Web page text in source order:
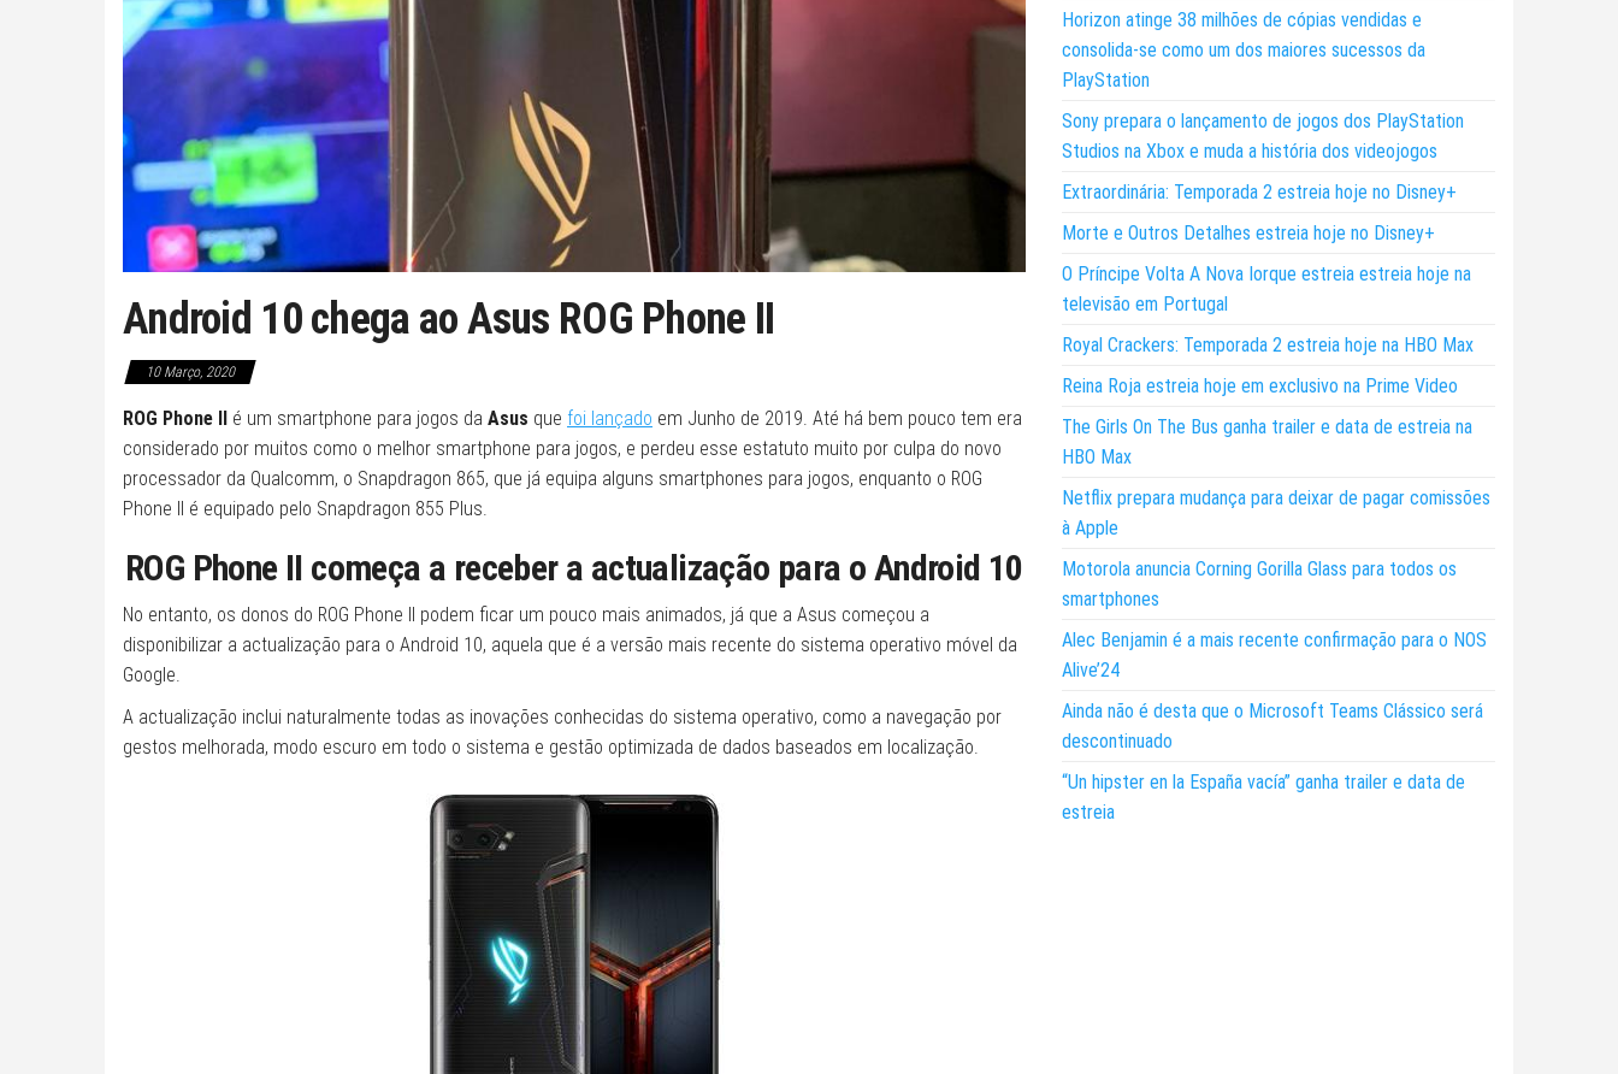
Android 10 chega ao Asus ROG Phone II
10 Março, 2020
ROG Phone II é um smartphone para jogos da Asus que foi lançado em Junho de 2019. Até há bem pouco tem era
considerado por muitos como o melhor smartphone para jogos, e perdeu esse estatuto muito por culpa do novo
processador da Qualcomm, o Snapdragon 865, que já equipa alguns smartphones para jogos, enquanto o ROG
Phone II é equipado pelo Snapdragon 855 Plus.
ROG Phone II começa a receber a actualização para o Android 10
No entanto, os donos do ROG Phone II podem ficar um pouco mais animados, já que a Asus começou a
disponibilizar a actualização para o Android 10, aquela que é a versão mais recente do sistema operativo móvel da
Google.
A actualização inclui naturalmente todas as inovações conhecidas do sistema operativo, como a navegação por
gestos melhorada, modo escuro em todo o sistema e gestão optimizada de dados baseados em localização.
Horizon atinge 38 milhões de cópias vendidas e
consolida-se como um dos maiores sucessos da
PlayStation
Sony prepara o lançamento de jogos dos PlayStation
Studios na Xbox e muda a história dos videojogos
Extraordinária: Temporada 2 estreia hoje no Disney+
Morte e Outros Detalhes estreia hoje no Disney+
O Príncipe Volta A Nova Iorque estreia estreia hoje na
televisão em Portugal
Royal Crackers: Temporada 2 estreia hoje na HBO Max
Reina Roja estreia hoje em exclusivo na Prime Video
The Girls On The Bus ganha trailer e data de estreia na
HBO Max
Netflix prepara mudança para deixar de pagar comissões
à Apple
Motorola anuncia Corning Gorilla Glass para todos os
smartphones
Alec Benjamin é a mais recente confirmação para o NOS
Alive’24
Ainda não é desta que o Microsoft Teams Clássico será
descontinuado
“Un hipster en la España vacía” ganha trailer e data de
estreia